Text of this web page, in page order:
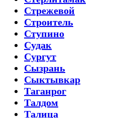
Стрежевой
Строитель
Ступино
Судак
Сургут
Сызрань
Сыктывкар
Таганрог
Талдом
Талица